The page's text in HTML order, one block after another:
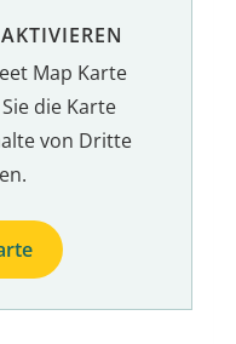
Map Karte
die Karte
von Dritte